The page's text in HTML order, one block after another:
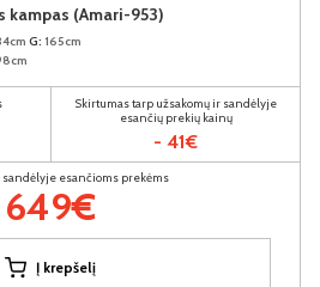
kampas (Amari-953)
G: 165cm
Skirtumas tarp užsakomų ir sandėlyje
esančių prekių kainų
- 41€
sandėlyje esančioms prekėms
649€
Į krepšelį